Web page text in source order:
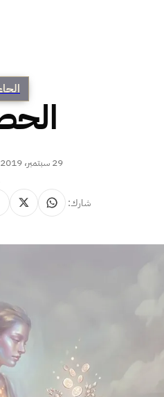
29 سبتمبر، 2019
شارك: